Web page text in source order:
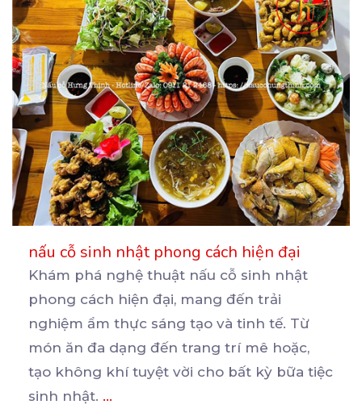
nấu cỗ sinh nhật phong cách hiện đại
Khám phá nghệ thuật nấu cỗ sinh nhật
phong cách hiện đại, mang đến trải
nghiệm ẩm thực sáng tạo và tinh tế. Từ
món ăn đa dạng đến trang trí mê hoặc,
tạo không khí tuyệt vời cho bất kỳ bữa tiệc
sinh nhật. ...